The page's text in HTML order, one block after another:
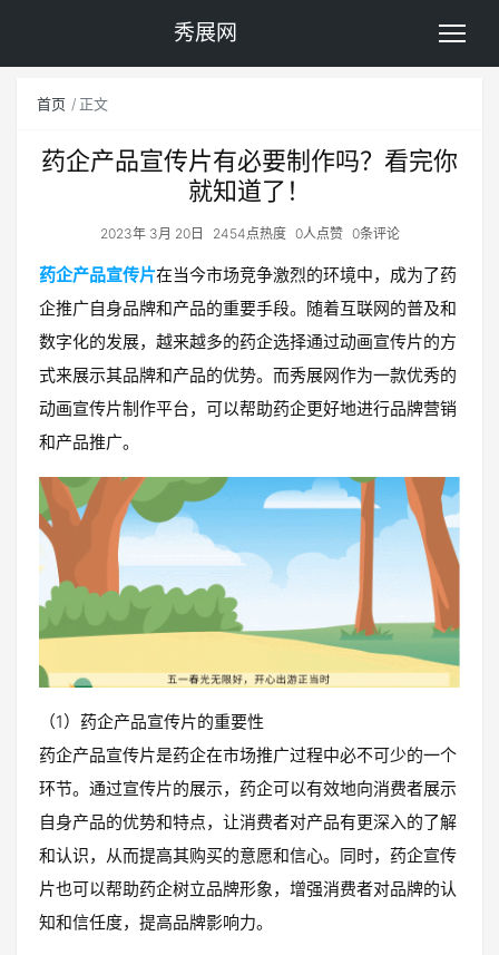
秀展网
首页 正文
药企产品宣传片有必要制作吗？看完你
就知道了！
2023年 3月 20日 2454点热度 0人点赞 0条评论
药企产品宣传片在当今市场竞争激烈的环境中，成为了药
企推广自身品牌和产品的重要手段。随着互联网的普及和
数字化的发展，越来越多的药企选择通过动画宣传片的方
式来展示其品牌和产品的优势。而秀展网作为一款优秀的
动画宣传片制作平台，可以帮助药企更好地进行品牌营销
和产品推广。
（1）药企产品宣传片的重要性
药企产品宣传片是药企在市场推广过程中必不可少的一个
环节。通过宣传片的展示，药企可以有效地向消费者展示
自身产品的优势和特点，让消费者对产品有更深入的了解
和认识，从而提高其购买的意愿和信心。同时，药企宣传
片也可以帮助药企树立品牌形象，增强消费者对品牌的认
知和信任度，提高品牌影响力。